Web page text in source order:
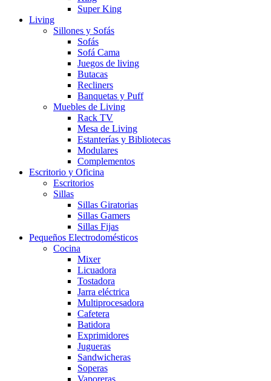
Super King
Living
Sillones y Sofás
Sofás
Sofá Cama
Juegos de living
Butacas
Recliners
Banquetas y Puff
Muebles de Living
Rack TV
Mesa de Living
Estanterías y Bibliotecas
Modulares
Complementos
Escritorio y Oficina
Escritorios
Sillas
Sillas Giratorias
Sillas Gamers
Sillas Fijas
Pequeños Electrodomésticos
Cocina
Mixer
Licuadora
Tostadora
Jarra eléctrica
Multiprocesadora
Cafetera
Batidora
Exprimidores
Jugueras
Sandwicheras
Soperas
Vaporeras